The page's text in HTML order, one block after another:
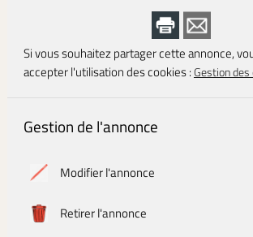
Si vous souhaitez partager cette annonce,
accepter l'utilisation des cookies :Gestion des
Gestion de l'annonce
Modifier l'annonce
Retirer l'annonce